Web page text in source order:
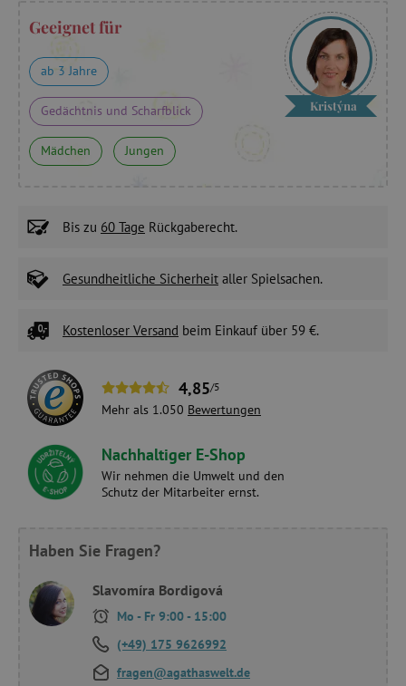
Geeignet für
ab 3 Jahre
Gedächtnis und Scharfblick
Mädchen Jungen
Kristýna
Bis zu 60 Tage Rückgaberecht.
Gesundheitliche Sicherheit aller Spielsachen.
Kostenloser Versand beim Einkauf über 59 €.
4,85/5
Mehr als 1.050 Bewertungen
Nachhaltiger E-Shop
Wir nehmen die Umwelt und den
Schutz der Mitarbeiter ernst.
Haben Sie Fragen?
Slavomíra Bordigová
Mo - Fr 9:00 - 15:00
(+49) 175 9626992
fragen@agathaswelt.de